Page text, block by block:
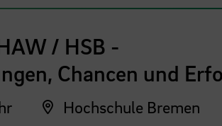
/ HSB -
Chancen und
Hochschule Bremen